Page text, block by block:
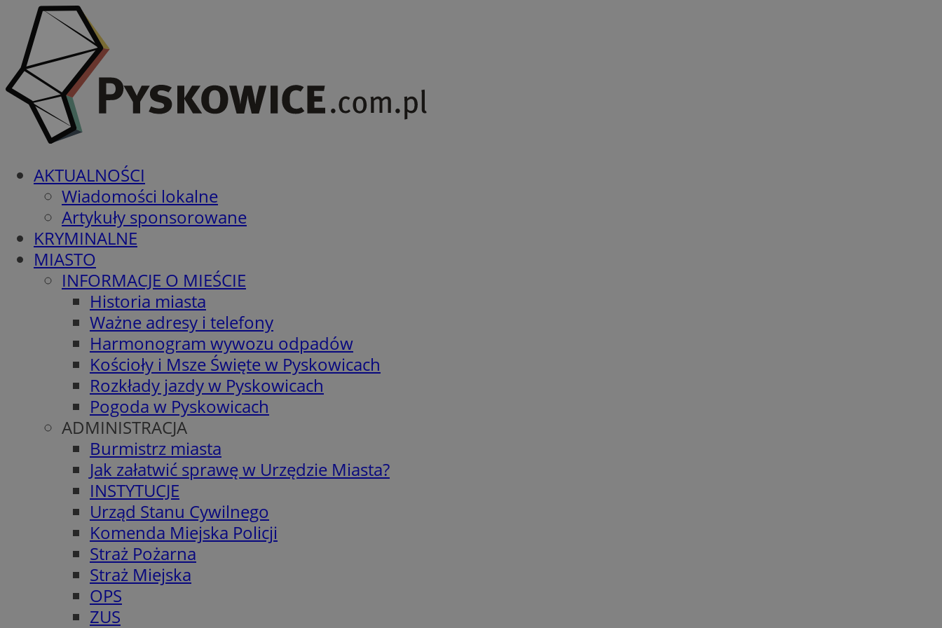
AKTUALNOŚCI
Wiadomości lokalne
Artykuły sponsorowane
KRYMINALNE
MIASTO
INFORMACJE O MIEŚCIE
Historia miasta
Ważne adresy i telefony
Harmonogram wywozu odpadów
Kościoły i Msze Święte w Pyskowicach
Rozkłady jazdy w Pyskowicach
Pogoda w Pyskowicach
ADMINISTRACJA
Burmistrz miasta
Jak załatwić sprawę w Urzędzie Miasta?
INSTYTUCJE
Urząd Stanu Cywilnego
Komenda Miejska Policji
Straż Pożarna
Straż Miejska
OPS
ZUS